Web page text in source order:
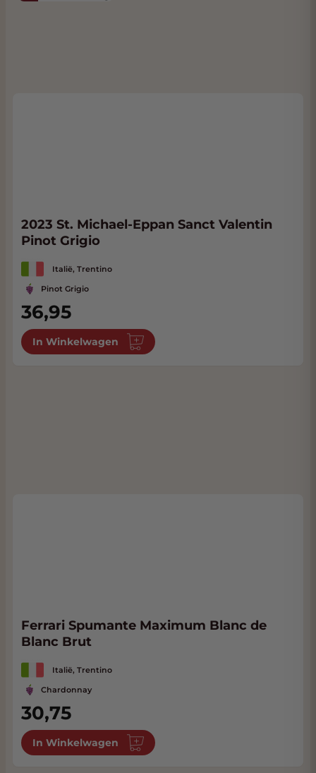
2023 St. Michael-Eppan Sanct Valentin
Pinot Grigio
Italië, Trentino
Pinot Grigio
36,95
In Winkelwagen
Ferrari Spumante Maximum Blanc de
Blanc Brut
Italië, Trentino
Chardonnay
30,75
In Winkelwagen